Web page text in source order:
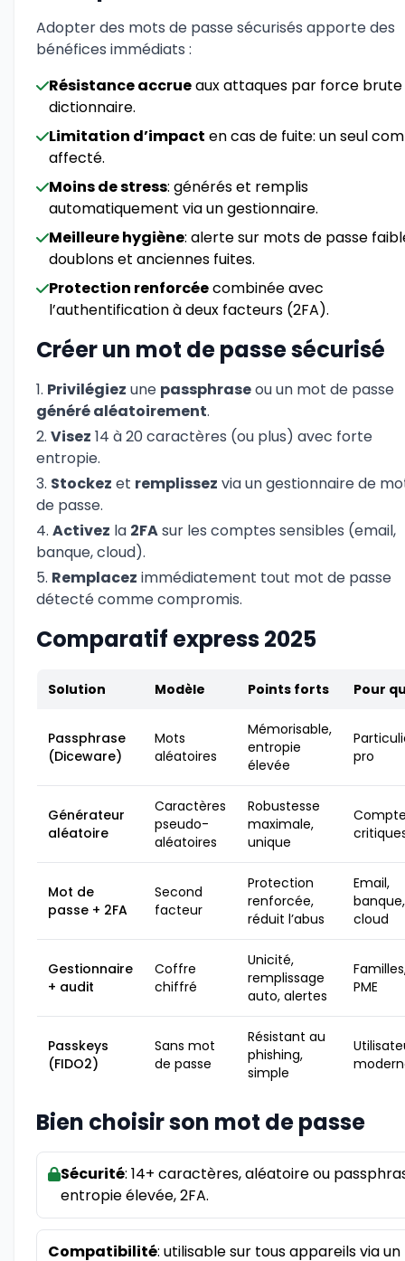
Adopter des mots de passe sécurisés apporte des
bénéfices immédiats :
Résistance accrueaux attaques par force
dictionnaire.
Limitation d’impact en cas de fuite: un seul
affecté.
Moins de stress: générés et remplis
automatiquement via un gestionnaire.
Meilleure hygiène: alerte sur mots de passe
doublons et anciennes fuites.
Protection renforcéecombinée avec
l’authentification à deux facteurs (2FA).
Créer un mot de passe sécurisé
Privilégiez une passphraseou un mot de passe
généré aléatoirement.
Visez 14 à 20 caractères (ou plus) avec forte
entropie.
Stockez et remplissez via un gestionnaire de
de passe.
Activez la 2FAsur les comptes sensibles (email,
banque, cloud).
Remplacez immédiatement tout mot de passe
détecté comme compromis.
Comparatif express 2025
Solution Modèle Points forts Pour
Passphrase
(Diceware)
Mots
aléatoires
Mémorisable,
entropie
élevée
pro
Générateur
aléatoire
Caractères
pseudo-
aléatoires
Robustesse
maximale,
unique
Mot de
passe + 2FA
Second
facteur
Protection
renforcée,
réduit l’abus
Email,
banque,
cloud
Gestionnaire
+ audit
Coffre
chiffré
Unicité,
remplissage
auto, alertes
PME
Passkeys
(FIDO2)
Sans mot
de passe
Résistant au
phishing,
simple
Bien choisir son mot de passe
Sécurité: 14+ caractères, aléatoire ou
entropie élevée, 2FA.
Compatibilité: utilisable sur tous appareils via un